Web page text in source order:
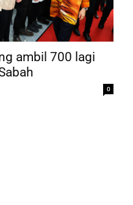
ambil 700 lagi
0